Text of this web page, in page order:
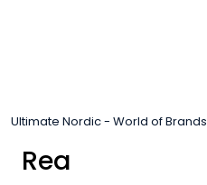
Ultimate Nordic - World of Brands
Rea
Nyheter/info
Mediaportalen